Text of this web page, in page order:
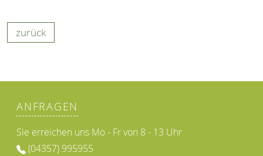
zurück
ANFRAGEN
Sie erreichen uns Mo - Fr von 8 - 13 Uhr
(04357) 995955